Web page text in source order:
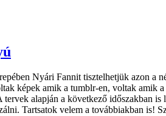
Nyári Fannit tisztelhetjük azon a
képek amik a tumblr-en, voltak amik
tervek alapján a következő időszakban
Tartsatok velem a továbbiakban is!